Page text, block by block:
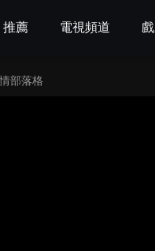
推薦 電視頻道
部落格